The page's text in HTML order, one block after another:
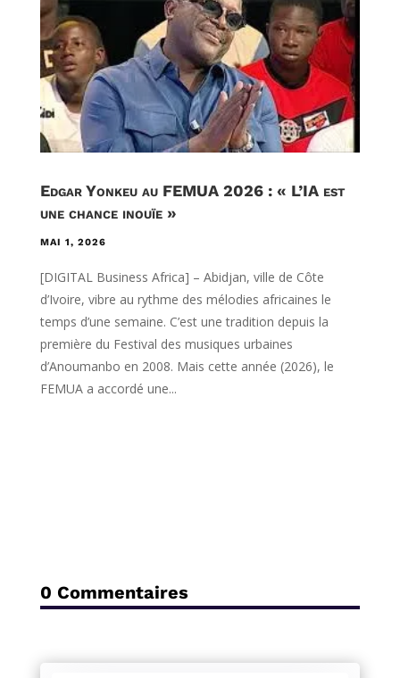
Edgar Yonkeu au FEMUA 2026 : « L’IA est
une chance inouïe »
MAI 1, 2026
[DIGITAL Business Africa] – Abidjan, ville de Côte
d’Ivoire, vibre au rythme des mélodies africaines le
temps d’une semaine. C’est une tradition depuis la
première du Festival des musiques urbaines
d’Anoumanbo en 2008. Mais cette année (2026), le
FEMUA a accordé une...
0 Commentaires